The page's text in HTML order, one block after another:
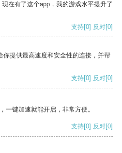
在有了这个app，我的游戏水平提升了
支持[0] 反对[0]
提供最高速度和安全性的连接，并帮
支持[0] 反对[0]
一键加速就能开启，非常方便。
支持[0] 反对[0]